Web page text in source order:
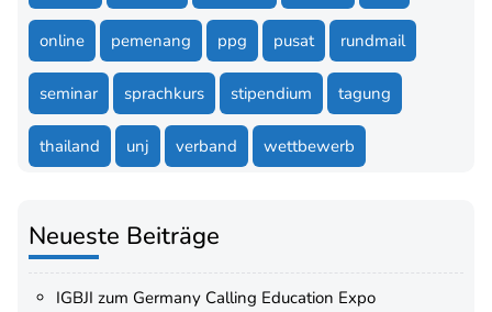
online pemenang ppg pusat rundmail
seminar sprachkurs stipendium tagung
thailand unj verband wettbewerb
Neueste Beiträge
IGBJI zum Germany Calling Education Expo